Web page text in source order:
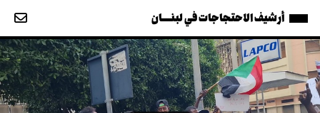
أرشيف الاحتجاجات في لبنــــان